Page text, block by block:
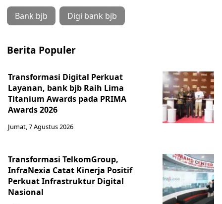
Bank bjb Digi bank bjb
Berita Populer
Transformasi Digital Perkuat
Layanan, bank bjb Raih Lima
Titanium Awards pada PRIMA
Awards 2026
Jumat, 7 Agustus 2026
Transformasi TelkomGroup,
InfraNexia Catat Kinerja Positif
Perkuat Infrastruktur Digital
Nasional